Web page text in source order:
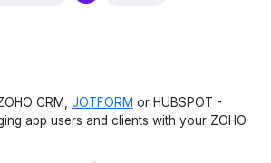
CRM, JOTFORM or HUBSPOT -
app users and clients with your ZOHO